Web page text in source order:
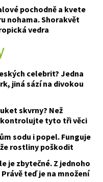
pochodně a kvete
nohama. Shorakvět
vedra
celebrit? Jedna
jiná sází na divokou
skvrny? Než
tyto tři věci
sodu i popel. Funguje
rostliny poškodit
je zbytečné. Z jednoho
teď je na množení